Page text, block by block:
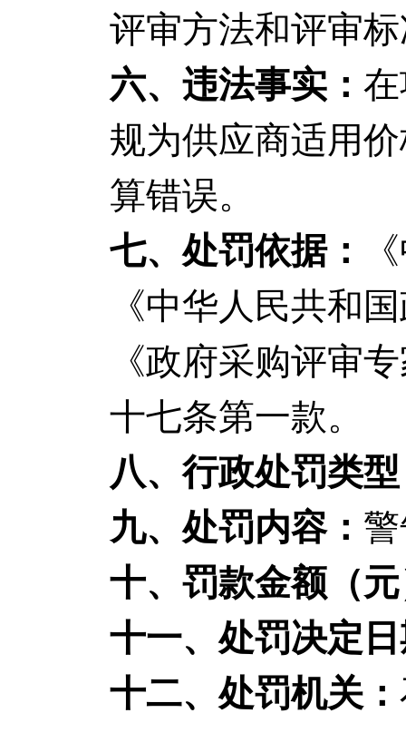
评审方法和评审
六、违法事实：
规为供应商适用
算错误。
七、处罚依据：
《中华人民共和
《政府采购评审
十七条第一款。
八、行政处罚类
九、处罚内容：
十、罚款金额（
十一、处罚决定
十二、处罚机关：